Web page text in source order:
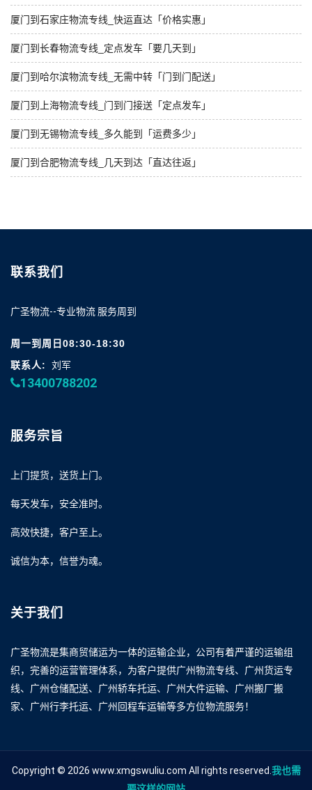
厦门到石家庄物流专线_快运直达「价格实惠」
厦门到长春物流专线_定点发车「要几天到」
厦门到哈尔滨物流专线_无需中转「门到门配送」
厦门到上海物流专线_门到门接送「定点发车」
厦门到无锡物流专线_多久能到「运费多少」
厦门到合肥物流专线_几天到达「直达往返」
联系我们
广圣物流--专业物流 服务周到
周一到周日08:30-18:30
联系人:
刘军
13400788202
服务宗旨
上门提货，送货上门。
每天发车，安全准时。
高效快捷，客户至上。
诚信为本，信誉为魂。
关于我们
广圣物流是集商贸储运为一体的运输企业，公司有着严谨的运输组
织，完善的运营管理体系，为客户提供广州物流专线、广州货运专
线、广州仓储配送、广州轿车托运、广州大件运输、广州搬厂搬
家、广州行李托运、广州回程车运输等多方位物流服务！
Copyright © 2026 www.xmgswuliu.com All rights reserved.我也需